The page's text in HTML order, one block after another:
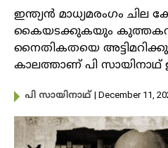
ഇന്ത്യൻ മാധ്യമരം​ഗം ചില
കൈയടക്കുകയും
നൈതികതയെ
കാലത്താണ് പി
പി സായിനാഥ് | December 11,